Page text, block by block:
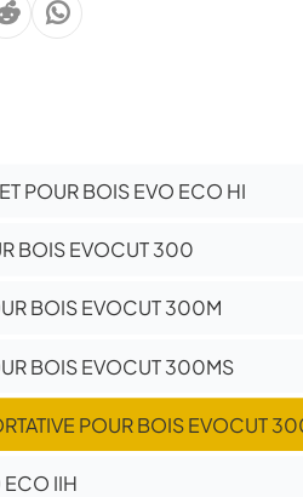
POUR BOIS EVO ECO HI
BOIS EVOCUT 300
BOIS EVOCUT 300M
BOIS EVOCUT 300MS
POUR BOIS EVOCUT
ECO IIH